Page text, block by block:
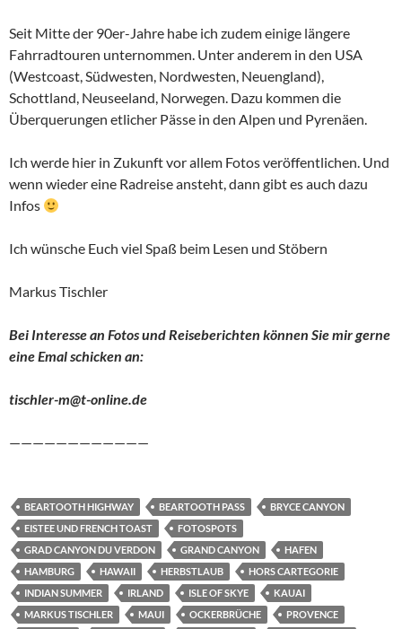
Seit Mitte der 90er-Jahre habe ich zudem einige längere
Fahrradtouren unternommen. Unter anderem in den USA
(Westcoast, Südwesten, Nordwesten, Neuengland),
Schottland, Neuseeland, Norwegen. Dazu kommen die
Überquerungen etlicher Pässe in den Alpen und Pyrenäen.
Ich werde hier in Zukunft vor allem Fotos veröffentlichen. Und
wenn wieder eine Radreise ansteht, dann gibt es auch dazu
Infos
Ich wünsche Euch viel Spaß beim Lesen und Stöbern
Markus Tischler
Bei Interesse an Fotos und Reiseberichten können Sie mir gerne
eine Emal schicken an:
tischler-m@t-online.de
————————————
BEARTOOTH HIGHWAY BEARTOOTH PASS
BRYCE CANYON
EISTEE UND FRENCH TOAST
FOTOSPOTS
GRAD CANYON DU VERDON
GRAND CANYON
HAFEN
HAMBURG
HAWAII HERBSTLAUB
HORS CARTEGORIE
INDIAN SUMMER
IRLAND ISLE OF SKYE
KAUAI
MARKUS TISCHLER
MAUI OCKERBRÜCHE
PROVENCE